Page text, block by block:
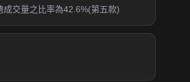
交量之比率為42.6%(第五款)